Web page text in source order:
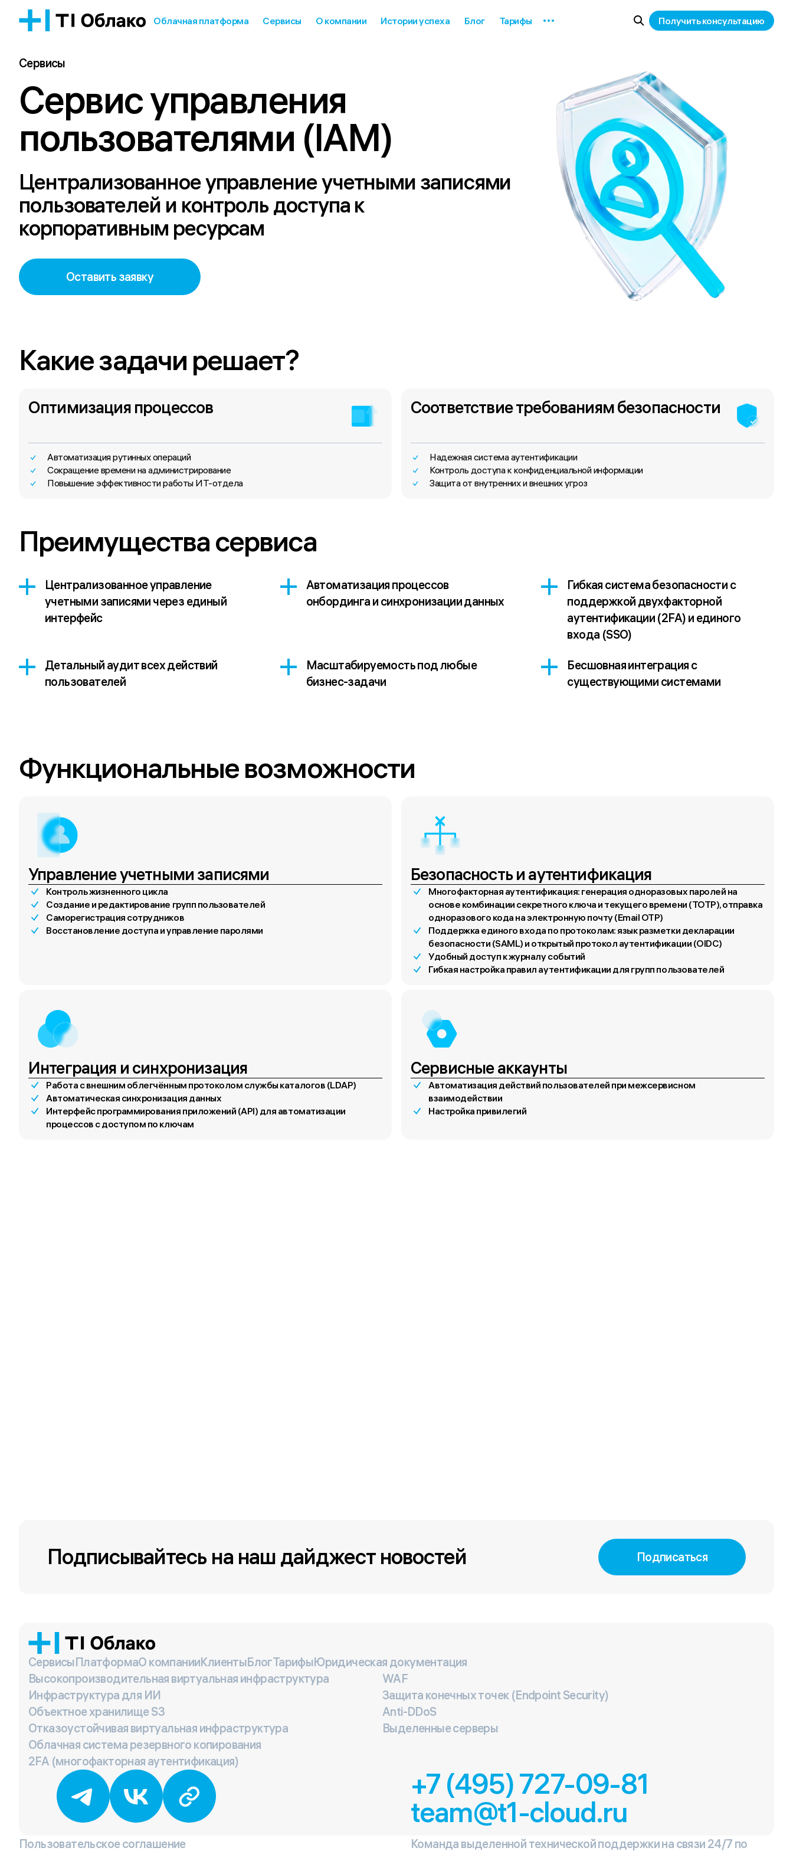
Облачная платформа Сервисы О компании Истории успеха Блог Тарифы Получить консультацию
Сервисы
Сервис управления
пользователями (IAM)
Централизованное управление учетными записями
пользователей и контроль доступа к
корпоративным ресурсам
Оставить заявку
Какие задачи решает?
Оптимизация процессов
Автоматизация рутинных операций
Сокращение времени на администрирование
Повышение эффективности работы ИТ-отдела
Соответствие требованиям безопасности
Надежная система аутентификации
Контроль доступа к конфиденциальной информации
Защита от внутренних и внешних угроз
Преимущества сервиса
Централизованное управление
учетными записями через единый
интерфейс
Автоматизация процессов
онбординга и синхронизации данных
Гибкая система безопасности с
поддержкой двухфакторной
аутентификации (2FA) и единого
входа (SSO)
Детальный аудит всех действий
пользователей
Масштабируемость под любые
бизнес-задачи
Бесшовная интеграция с
существующими системами
Функциональные возможности
Управление учетными записями
Контроль жизненного цикла
Создание и редактирование групп пользователей
Саморегистрация сотрудников
Восстановление доступа и управление паролями
Безопасность и аутентификация
Многофакторная аутентификация: генерация одноразовых паролей на
основе комбинации секретного ключа и текущего времени (TOTP), отправка
одноразового кода на электронную почту (Email OTP)
Поддержка единого входа по протоколам: язык разметки декларации
безопасности (SAML) и открытый протокол аутентификации (OIDC)
Удобный доступ к журналу событий
Гибкая настройка правил аутентификации для групп пользователей
Интеграция и синхронизация
Работа с внешним облегчённым протоколом службы каталогов (LDAP)
Автоматическая синхронизация данных
Интерфейс программирования приложений (API) для автоматизации
процессов с доступом по ключам
Сервисные аккаунты
Автоматизация действий пользователей при межсервисном
взаимодействии
Настройка привилегий
Подписывайтесь на наш дайджест новостей Подписаться
СервисыПлатформаО компанииКлиентыБлогТарифыЮридическая документация
Высокопроизводительная виртуальная инфраструктура
Инфраструктура для ИИ
Объектное хранилище S3
Отказоустойчивая виртуальная инфраструктура
Облачная система резервного копирования
2FA (многофакторная аутентификация)
WAF
Защита конечных точек (Endpoint Security)
Anti-DDoS
Выделенные серверы
+7 (495) 727-09-81
team@t1-cloud.ru
Пользовательское соглашение Команда выделенной технической поддержки на связи 24/7 по